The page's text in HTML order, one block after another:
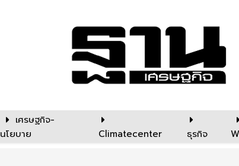
เศรษฐกิจ-
นโยบาย
Climatecenter ธุรกิจ